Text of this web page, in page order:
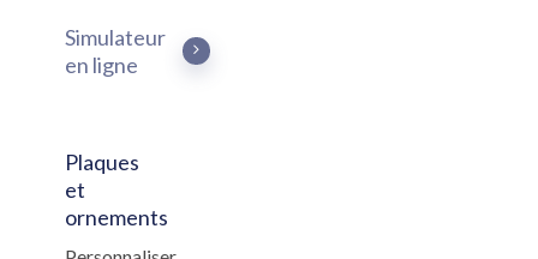
Simulateur
en ligne
Plaques
et
ornements